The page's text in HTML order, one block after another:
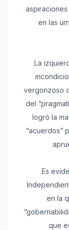
en las
La
vergonzoso
del
logró la
“acuerdos”
Es
en la
que